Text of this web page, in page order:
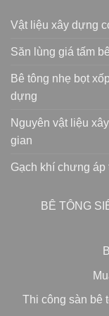
Vật liệu xây dựng
Săn lùng giá tấm
Bê tông nhẹ bọt
dựng
Nguyên vật liệu
gian
Gạch khí chưng
BÊ TÔNG
Thi công sàn bê